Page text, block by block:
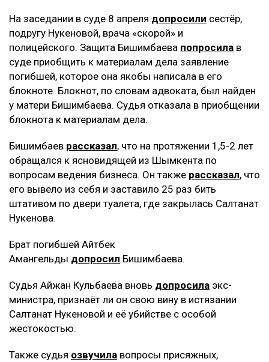
На заседании в суде 8 апреля допросили сестёр,
подругу Нукеновой, врача «скорой» и
полицейского. Защита Бишимбаева попросила в
суде приобщить к материалам дела заявление
погибшей, которое она якобы написала в его
блокноте. Блокнот, по словам адвоката, был найден
у матери Бишимбаева. Судья отказала в приобщении
блокнота к материалам дела.
Бишимбаев рассказал, что на протяжении 1,5-2 лет
обращался к ясновидящей из Шымкента по
вопросам ведения бизнеса. Он также рассказал, что
его вывело из себя и заставило 25 раз бить
штативом по двери туалета, где закрылась Салтанат
Нукенова.
Брат погибшей Айтбек
Амангельды допросил Бишимбаева.
Судья Айжан Кульбаева вновь допросила экс-
министра, признаёт ли он свою вину в истязании
Салтанат Нукеновой и её убийстве с особой
жестокостью.
Также судья озвучила вопросы присяжных,